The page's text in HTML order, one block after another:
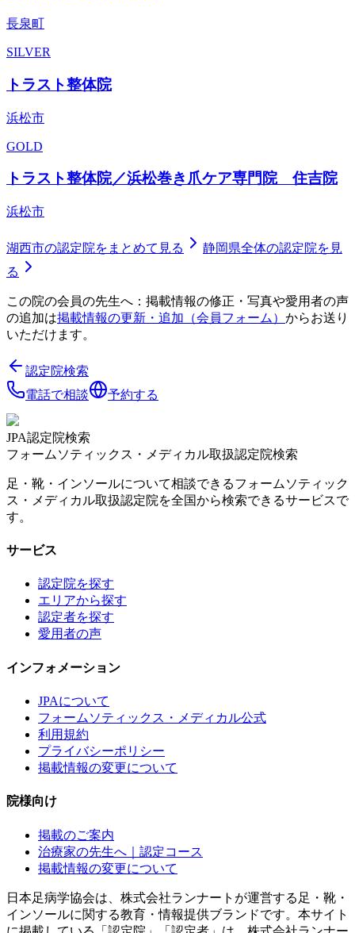
長泉町
SILVER
トラスト整体院
浜松市
GOLD
トラスト整体院／浜松巻き爪ケア専門院 住吉院
浜松市
湖西市の認定院をまとめて見る 静岡県全体の認定院を見
る
この院の会員の先生へ：掲載情報の修正・写真や愛用者の声
の追加は掲載情報の更新・追加（会員フォーム） からお送り
いただけます。
認定院検索
電話で相談
予約する
JPA認定院検索
フォームソティックス・メディカル取扱認定院検索
足・靴・インソールについて相談できるフォームソティック
ス・メディカル取扱認定院を全国から検索できるサービスで
す。
サービス
認定院を探す
エリアから探す
認定者を探す
愛用者の声
インフォメーション
JPAについて
フォームソティックス・メディカル公式
利用規約
プライバシーポリシー
掲載情報の変更について
院様向け
掲載のご案内
治療家の先生へ｜認定コース
掲載情報の変更について
日本足病学協会は、株式会社ランナートが運営する足・靴・
インソールに関する教育・情報提供ブランドです。本サイト